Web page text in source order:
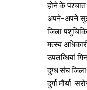
होने के
अपने-अपने
जिला
मत्स्य
उपलब्धियां
दुग्ध संघ
दुर्गा मौर्या,